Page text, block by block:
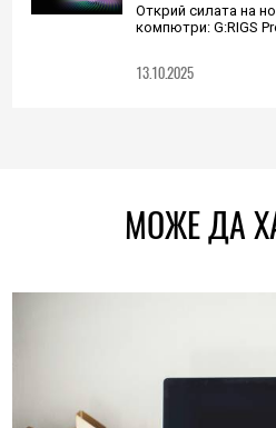
Открий силата на
компютри: G:RIGS
13.10.2025
МОЖЕ ДА